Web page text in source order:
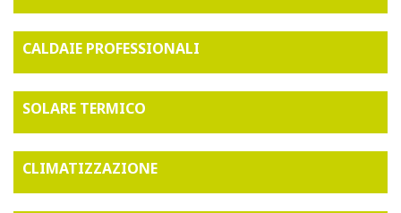
CALDAIE PROFESSIONALI
SOLARE TERMICO
CLIMATIZZAZIONE